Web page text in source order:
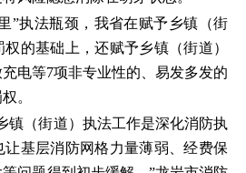
”执法瓶颈，我省在赋予乡镇（街
的基础上，还赋予乡镇（街道）
电等7项非专业性的、易发多发的
。
镇（街道）执法工作是深化消防执
基层消防网格力量薄弱、经费保